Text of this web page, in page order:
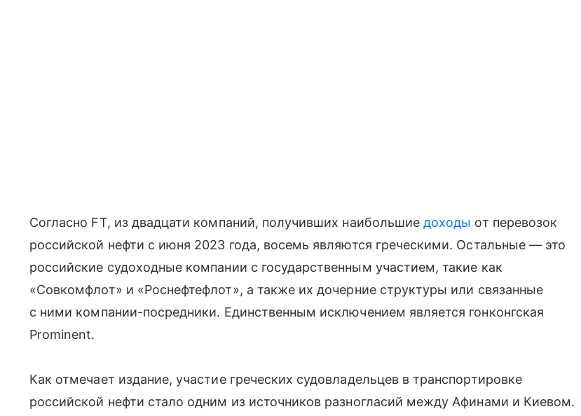
Согласно FT, из двадцати компаний, получивших наибольшиедоходы от перевозок
российской нефти с июня 2023 года, восемь являются греческими. Остальные — это
российские судоходные компании с государственным участием, такие как
«Совкомфлот» и «Роснефтефлот», а также их дочерние структуры или связанные
с ними компании-посредники. Единственным исключением является гонконгская
Prominent.
Как отмечает издание, участие греческих судовладельцев в транспортировке
российской нефти стало одним из источников разногласий между Афинами и Киевом.